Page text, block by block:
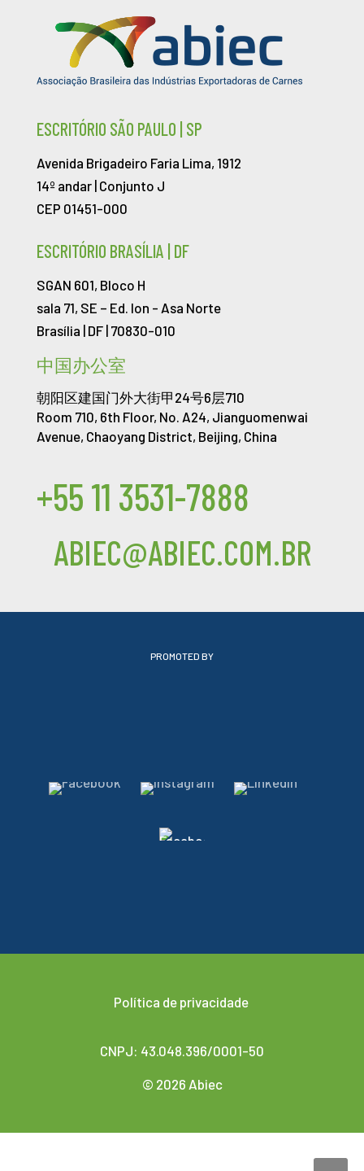
ESCRITÓRIO SÃO PAULO | SP
Avenida Brigadeiro Faria Lima, 1912
14º andar | Conjunto J
CEP 01451-000
ESCRITÓRIO BRASÍLIA | DF
SGAN 601, Bloco H
sala 71, SE – Ed. Ion - Asa Norte
Brasília | DF | 70830-010
中国办公室
朝阳区建国门外大街甲24号6层710
Room 710, 6th Floor, No. A24, Jianguomenwai
Avenue, Chaoyang District, Beijing, China
+55 11 3531-7888
ABIEC@ABIEC.COM.BR
PROMOTED BY
Política de privacidade
CNPJ: 43.048.396/0001-50
© 2026 Abiec